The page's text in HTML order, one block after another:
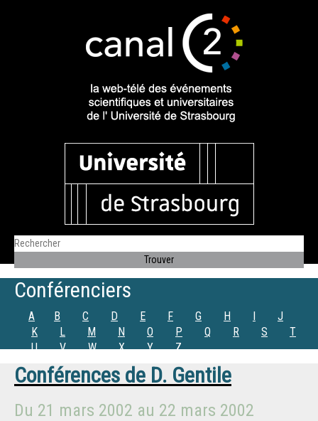
Conférenciers
A B C D E F G H I
J
K
L M N O P Q R S
T
U
V W X Y Z
Conférences de D. Gentile
Du 21 mars 2002 au 22 mars 2002